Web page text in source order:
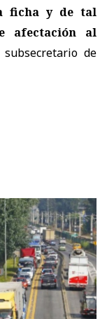
ficha y de tal
afectación al
de